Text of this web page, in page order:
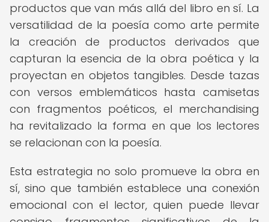
productos que van más allá del libro en sí. La
versatilidad de la poesía como arte permite
la creación de productos derivados que
capturan la esencia de la obra poética y la
proyectan en objetos tangibles. Desde tazas
con versos emblemáticos hasta camisetas
con fragmentos poéticos, el merchandising
ha revitalizado la forma en que los lectores
se relacionan con la poesía.
Esta estrategia no solo promueve la obra en
sí, sino que también establece una conexión
emocional con el lector, quien puede llevar